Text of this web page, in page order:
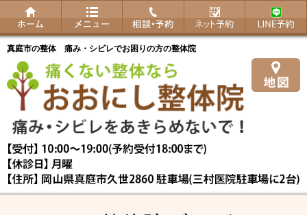
真庭市の整体 痛み・シビレでお困りの方の整体院